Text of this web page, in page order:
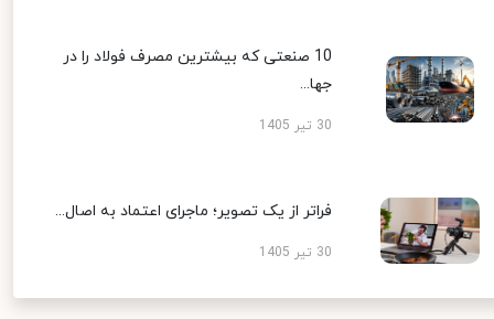
10 صنعتی که بیشترین مصرف فولاد را در
جها...
30 تیر 1405
فراتر از یک تصویر؛ ماجرای اعتماد به اصال...
30 تیر 1405